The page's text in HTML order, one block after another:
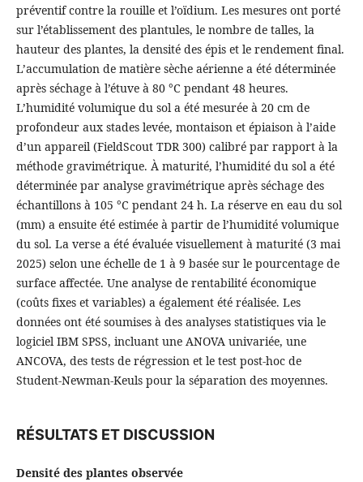
préventif contre la rouille et l’oïdium. Les mesures ont porté
sur l’établissement des plantules, le nombre de talles, la
hauteur des plantes, la densité des épis et le rendement final.
L’accumulation de matière sèche aérienne a été déterminée
après séchage à l’étuve à 80 °C pendant 48 heures.
L’humidité volumique du sol a été mesurée à 20 cm de
profondeur aux stades levée, montaison et épiaison à l’aide
d’un appareil (FieldScout TDR 300) calibré par rapport à la
méthode gravimétrique. À maturité, l’humidité du sol a été
déterminée par analyse gravimétrique après séchage des
échantillons à 105 °C pendant 24 h. La réserve en eau du sol
(mm) a ensuite été estimée à partir de l’humidité volumique
du sol. La verse a été évaluée visuellement à maturité (3 mai
2025) selon une échelle de 1 à 9 basée sur le pourcentage de
surface affectée. Une analyse de rentabilité économique
(coûts fixes et variables) a également été réalisée. Les
données ont été soumises à des analyses statistiques via le
logiciel IBM SPSS, incluant une ANOVA univariée, une
ANCOVA, des tests de régression et le test post-hoc de
Student-Newman-Keuls pour la séparation des moyennes.
RÉSULTATS ET DISCUSSION
Densité des plantes observée